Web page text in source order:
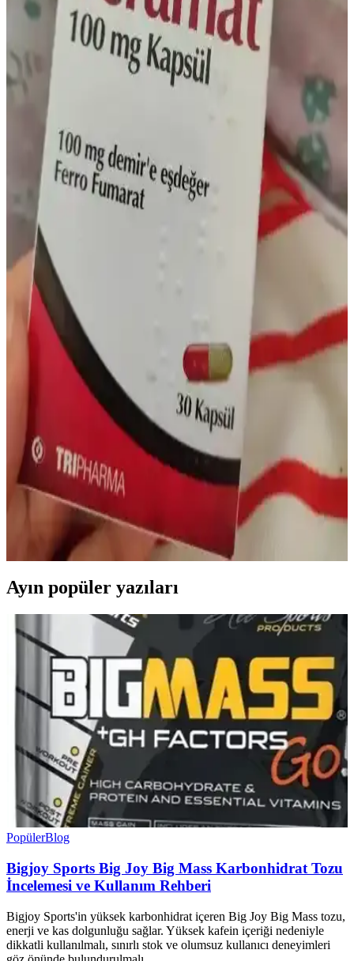
Saç Dökülmesi ve Vitamin Eksiklikleri: Sağlıklı
Saçlar İçin Önemli Bilgiler
Saç dökülmesi vitamin eksiklikleriyle yakından ilişkilidir. Biotin, D,
B12, C, E vitaminleri ile demir ve çinko, saç sağlığını destekleyerek
dökülmeyi azaltır. Doğru beslenme ve takviye önemlidir.
Solgar Demir Hapı: Etkili Demir Takviyesi ve
Kullanıcı Deneyimleri Rehberi
Solgar demir hapı, yüksek emilim ve düşük yan etki profiliyle demir
eksikliği yaşayanlar için etkili bir takviyedir. Kullanıcı deneyimleri
ve kullanım önerileriyle sağlıklı destek sunar.
Demir Serumu Yan Etkileri ve Cilt Bakımında
Doğru Kullanım Rehberi
Demir serumu ciltte parlaklık ve ton düzenlerken yan etkiler
oluşturabilir. Kızarıklık, tahriş ve alerji risklerine karşı doğru
kullanım ve dikkat önemlidir. Bilinçli cilt bakımı için öneriler
sunuluyor.
Bebeklerde Demir İlacı Kullanımı: Sağlıklı Büyüme
İçin Doğru Destek ve Bilinçli Yaklaşım
Bebeklerde demir ilacı kullanımı, sağlıklı büyüme ve gelişim için
kritik öneme sahiptir. Dozaj, kullanım şekli ve beslenme dengesiyle
demir eksikliği önlenebilir ve tedavi edilebilir.
Mideye Dokunmayan Demir İlacı ile Konforlu ve
Etkin Demir Takviyesi Yöntemleri
Mideye dokunmayan demir ilaçları, mide rahatsızlıklarını azaltarak
demir eksikliği tedavisinde konforlu ve etkili bir çözüm sunar.
Hassas mideye sahip bireyler için ideal takviyedir.
Ayın popüler yazıları
PopülerBlog
Bigjoy Sports Big Joy Big Mass Karbonhidrat Tozu
İncelemesi ve Kullanım Rehberi
Bigjoy Sports'in yüksek karbonhidrat içeren Big Joy Big Mass tozu,
enerji ve kas dolgunluğu sağlar. Yüksek kafein içeriği nedeniyle
dikkatli kullanılmalı, sınırlı stok ve olumsuz kullanıcı deneyimleri